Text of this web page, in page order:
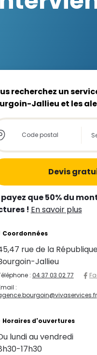
recherchez un
Jallieu et les
locator global
payez que 50% du
! En savoir plus
Coordonnées
rue de la
Jallieu
: 04 37 03 02 77
:
Horaires d'ouvertures
lundi au vendredi
17h30